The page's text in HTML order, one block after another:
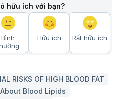
hữu ích với bạn?
Bình
Hữu ích Rất hữu ích
RISKS OF HIGH BLOOD FAT
Blood Lipids